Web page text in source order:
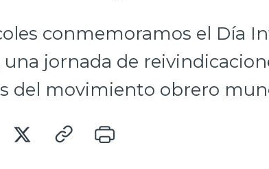
conmemoramos el Día
una jornada de
del movimiento obrero